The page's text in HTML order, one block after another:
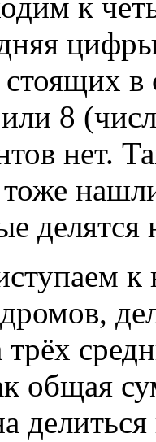
к
в
8
нет.
делятся
к
общая